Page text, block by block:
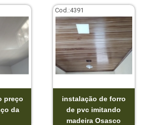
preço
da
Cod.:4391
instalação de forro
de pvc imitando
madeira Osasco